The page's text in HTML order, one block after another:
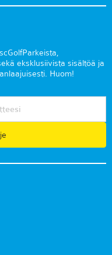
eksklusiivista sisältöä ja
Huom!